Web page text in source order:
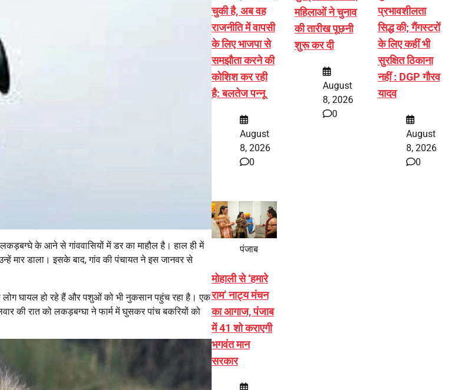
के आने से गांववासियों में डर का माहौल है। हाल ही में
मार डाला। इसके बाद, गांव की पंचायत ने इस जानवर से
लोग घायल हो रहे हैं और पशुओं को भी नुकसान पहुंच रहा है। एक
की रात को लकड़बग्घा ने फार्म में घुसकर पांच बकरियों को
चुकी है, अब वह
राजनीति में वापसी
के लिए भाजपा से
समझौता करने की
कोशिश कर रही
है: बलतेज पन्नू
August
8, 2026
0
महिलाओं ने चुनाव
की तारीख पूछनी
शुरू कर दी
August
8, 2026
0
प्रभावशीलता
सिद्ध की; गैंगस्टरों
के लिए कहीं भी
सुरक्षित ठिकाना
नहीं : DGP गौरव
यादव
August
8, 2026
0
पंजाब
मोहाली से ‘हमारे
राम’ नाट्य मंचन
का आगाज, पंजाब
में 41 शो कराएगी
भगवंत मान
सरकार